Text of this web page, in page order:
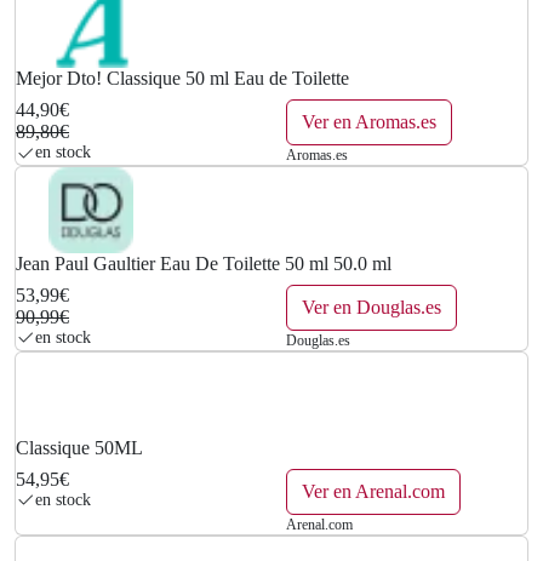
Mejor Dto! Classique 50 ml Eau de Toilette
44,90€
89,80€
en stock
Ver en Aromas.es
Aromas.es
Jean Paul Gaultier Eau De Toilette 50 ml 50.0 ml
53,99€
90,99€
en stock
Ver en Douglas.es
Douglas.es
Classique 50ML
54,95€
en stock Ver en Arenal.com
Arenal.com